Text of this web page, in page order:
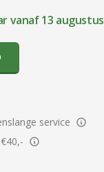
vanaf 13 augustus
service